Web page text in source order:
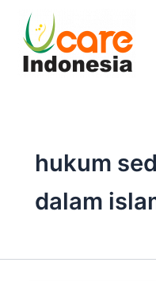
content
hukum
dalam